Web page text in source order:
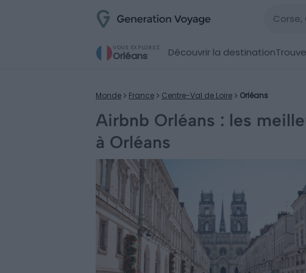
VOUS EXPLOREZ
Orléans Découvrir la destination
Monde France Centre-Val de Loire Orléans
Airbnb Orléans : les
à Orléans